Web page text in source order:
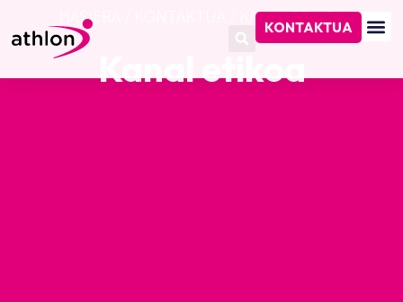
KONTAKTUA
HASIERA KANAL ETIKOA
Kanal etikoa